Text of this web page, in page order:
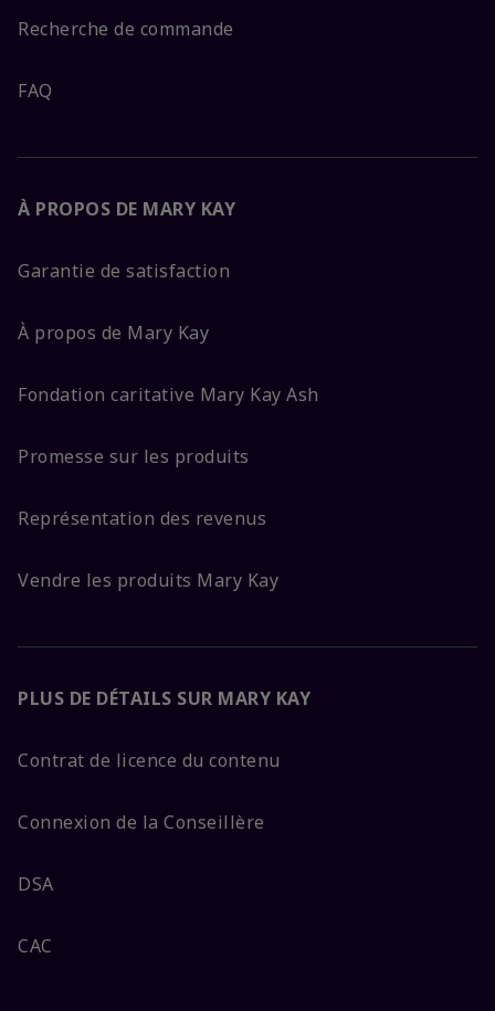
Recherche de commande
FAQ
À PROPOS DE MARY KAY
Garantie de satisfaction
À propos de Mary Kay
Fondation caritative Mary Kay Ash
Promesse sur les produits
Représentation des revenus
Vendre les produits Mary Kay
PLUS DE DÉTAILS SUR MARY KAY
Contrat de licence du contenu
Connexion de la Conseillère
DSA
CAC